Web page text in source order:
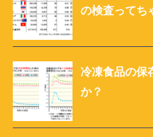
の検査ってち
冷凍食品の保
か？